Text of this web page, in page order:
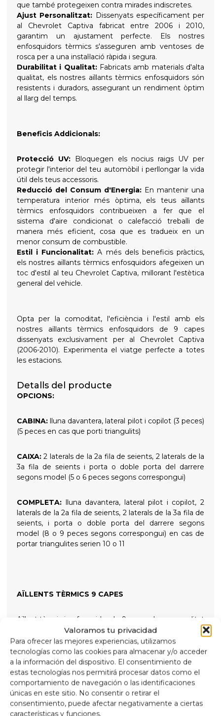
Valoramos tu privacidad
Para ofrecer las mejores experiencias, utilizamos
tecnologías como las cookies para almacenar y/o acceder
a la información del dispositivo. El consentimiento de
estas tecnologías nos permitirá procesar datos como el
comportamiento de navegación o las identificaciones
únicas en este sitio. No consentir o retirar el
consentimiento, puede afectar negativamente a ciertas
características y funciones.
que també protegeixen contra mirades indiscretes.
Ajust Personalitzat: Dissenyats específicament per
al Chevrolet Captiva fabricat entre 2006 i 2010,
garantim un ajustament perfecte. Els nostres
enfosquidors tèrmics s'asseguren amb ventoses de
rosca per a una instal·lació ràpida i segura.
Durabilitat i Qualitat:Fabricats amb materials d'alta
qualitat, els nostres aïllants tèrmics enfosquidors són
resistents i duradors, assegurant un rendiment òptim
al llarg del temps.
Beneficis Addicionals:
Protecció UV:Bloquegen els nocius raigs UV per
protegir l'interior del teu automòbil i perllongar la vida
útil dels teus accessoris.
Reducció del Consum d'Energia: En mantenir una
temperatura interior més òptima, els teus aïllants
tèrmics enfosquidors contribueixen a fer que el
sistema d'aire condicionat o calefacció treballi de
manera més eficient, cosa que es tradueix en un
menor consum de combustible.
Estil i Funcionalitat: A més dels beneficis pràctics,
els nostres aïllants tèrmics enfosquidors afegeixen un
toc d'estil al teu Chevrolet Captiva, millorant l'estètica
general del vehicle.
Opta per la comoditat, l'eficiència i l'estil amb els
nostres aïllants tèrmics enfosquidors de 9 capes
dissenyats exclusivament per al Chevrolet Captiva
(2006-2010). Experimenta el viatge perfecte a totes
les estacions.
Detalls del producte
OPCIONS:
CABINA: lluna davantera, lateral pilot i copilot (3 peces)
(5 peces en cas que porti triangulits)
CAIXA: 2 laterals de la 2a fila de seients, 2 laterals de la
3a fila de seients i porta o doble porta del darrere
segons model (5 o 6 peces segons correspongui)
COMPLETA: lluna davantera, lateral pilot i copilot, 2
laterals de la 2a fila de seients, 2 laterals de la 3a fila de
seients, i porta o doble porta del darrere segons
model (8 o 9 peces segons correspongui) en cas de
portar triangulites serien 10 o 11
AÏLLENTS TÈRMICS 9 CAPES
Aïllant tèrmic i enfosquidor de 9 capes de gran qualitat
indicats per aïllar tant les altes temperatures com les
baixes per a més confort intern i proporcionant total
foscor per a les nits de descans, subjectats amb
ventoses de rosca de gran succió i fàcil extracció per
simplificar la seva col·locació
Composició
Alumini de 90 micres anti raigs ultraviolats i resistent